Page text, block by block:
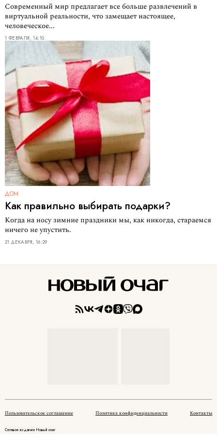
Современный мир предлагает все больше развлечений в
виртуальной реальности, что замещает настоящее,
человеческое...
1 ФЕВРАЛЯ, 14:10
ДОМ
Как правильно выбирать подарки?
Когда на носу зимние праздники мы, как никогда, стараемся
ничего не упустить.
21 ДЕКАБРЯ, 16:29
Пользовательское соглашение Политика конфиденциальности Контакты
Сетевое издание Новый очаг